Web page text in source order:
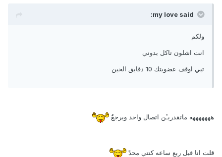
my love said:
ولكم
انت اشلون تاكل بدوني
تبي اوقف عضويتك 10 دقايق الحين
هههههههه ماتقدريـًن اتصال واحد ويرجعٌُ
قلت انا قبل ربع ساعه كنتي محدً